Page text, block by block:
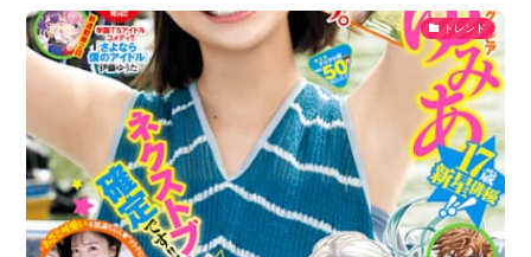
トレンド